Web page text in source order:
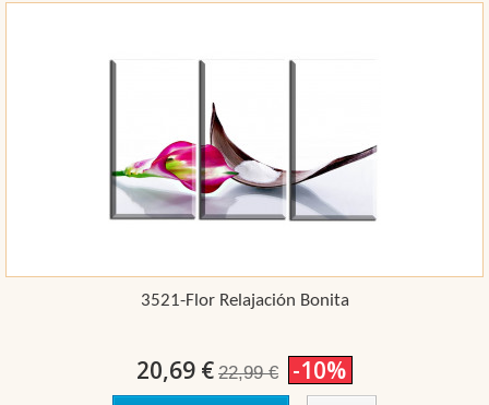
3521-Flor Relajación Bonita
20,69 € 22,99 € -10%